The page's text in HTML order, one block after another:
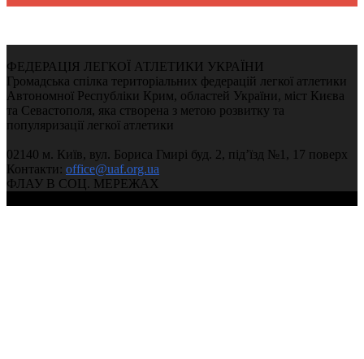
ФЕДЕРАЦІЯ ЛЕГКОЇ АТЛЕТИКИ УКРАЇНИ
Громадська спілка територіальних федерацій легкої атлетики
Автономної Республіки Крим, областей України, міст Києва
та Севастополя, яка створена з метою розвитку та
популяризації легкої атлетики
02140 м. Київ, вул. Бориса Гмирі буд. 2, під’їзд №1, 17 поверх
Контакти: office@uaf.org.ua
ФЛАУ В СОЦ. МЕРЕЖАХ